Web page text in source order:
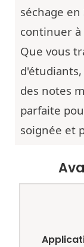
séchage
continuer à
Que vous
des notes
parfaite
soignée et